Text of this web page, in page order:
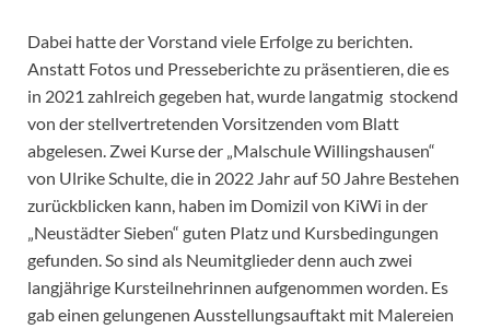
Dabei hatte der Vorstand viele Erfolge zu berichten.
Anstatt Fotos und Presseberichte zu präsentieren, die es
in 2021 zahlreich gegeben hat, wurde langatmig stockend
von der stellvertretenden Vorsitzenden vom Blatt
abgelesen. Zwei Kurse der „Malschule Willingshausen“
von Ulrike Schulte, die in 2022 Jahr auf 50 Jahre Bestehen
zurückblicken kann, haben im Domizil von KiWi in der
„Neustädter Sieben“ guten Platz und Kursbedingungen
gefunden. So sind als Neumitglieder denn auch zwei
langjährige Kursteilnehrinnen aufgenommen worden. Es
gab einen gelungenen Ausstellungsauftakt mit Malereien